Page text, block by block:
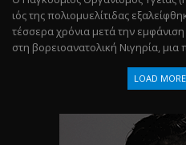
ιός της πολιομυελίτιδας
τέσσερα χρόνια μετά την
στη βορειοανατολική Νιγηρία,
LOAD